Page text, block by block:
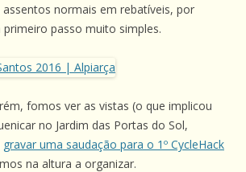
normais em rebatíveis, por
passo muito simples.
fomos ver as vistas (o que implicou
no Jardim das Portas do Sol,
gravar uma saudação para o 1º CycleHack
na altura a organizar.